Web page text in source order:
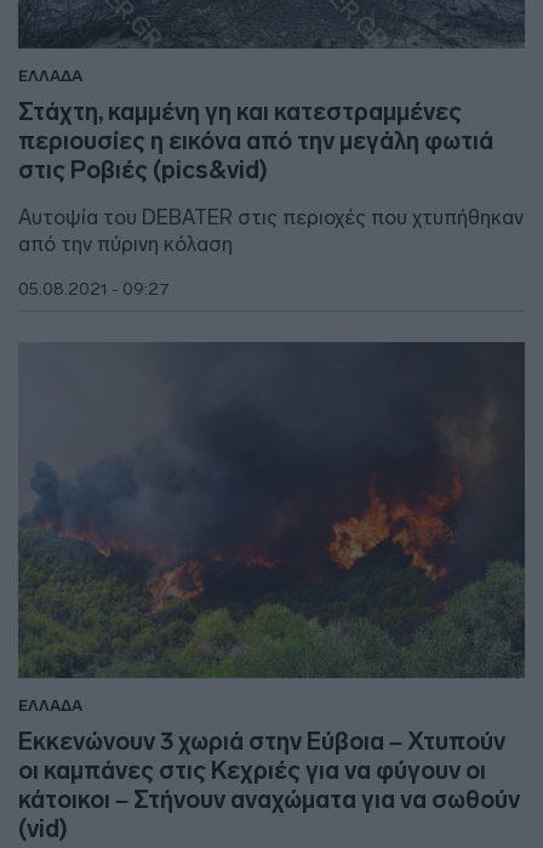
ΕΛΛΑΔΑ
Στάχτη, καμμένη γη και κατεστραμμένες
περιουσίες η εικόνα από την μεγάλη φωτιά
στις Ροβιές (pics&vid)
Αυτοψία του DEBATER στις περιοχές που χτυπήθηκαν
από την πύρινη κόλαση
05.08.2021 - 09:27
ΕΛΛΑΔΑ
Εκκενώνουν 3 χωριά στην Εύβοια – Χτυπούν
οι καμπάνες στις Κεχριές για να φύγουν οι
κάτοικοι – Στήνουν αναχώματα για να σωθούν
(vid)